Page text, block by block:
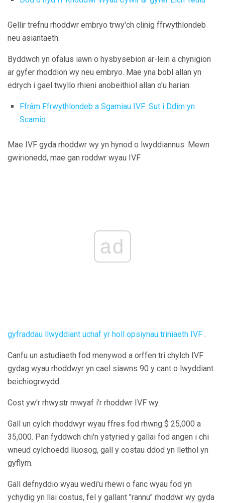
Gellir trefnu rhoddwr embryo trwy'ch clinig ffrwythlondeb
neu asiantaeth.
Byddwch yn ofalus iawn o hysbysebion ar-lein a chynigion
ar gyfer rhoddion wy neu embryo. Mae yna bobl allan yn
edrych i gael twyllo rhieni anobeithiol allan o'u harian.
Ffrâm Ffrwythlondeb a Sgamiau IVF: Sut i Ddim yn
Scamio
Mae IVF gyda rhoddwr wy yn hynod o lwyddiannus. Mewn
gwirionedd, mae gan roddwr wyau IVF
ad
gyfraddau llwyddiant uchaf yr holl opsiynau triniaeth IVF .
Canfu un astudiaeth fod menywod a orffen tri chylch IVF
gydag wyau rhoddwyr yn cael siawns 90 y cant o lwyddiant
beichiogrwydd.
Cost yw'r rhwystr mwyaf i'r rhoddwr IVF wy.
Gall un cylch rhoddwyr wyau ffres fod rhwng $ 25,000 a
35,000. Pan fyddwch chi'n ystyried y gallai fod angen i chi
wneud cylchoedd lluosog, gall y costau ddod yn llethol yn
gyflym.
Gall defnyddio wyau wedi'u rhewi o fanc wyau fod yn
ychydig yn llai costus, fel y gallant "rannu" rhoddwr wy gyda